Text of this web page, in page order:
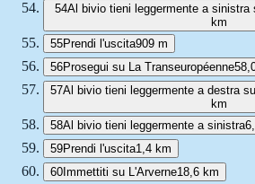
54Al bivio tieni leggermente a sinistra
km
55Prendi l'uscita909 m
56Prosegui su La Transeuropéenne
57Al bivio tieni leggermente a destra
km
58Al bivio tieni leggermente a sinistra
59Prendi l'uscita1,4 km
60Immettiti su L'Arverne18,6 km